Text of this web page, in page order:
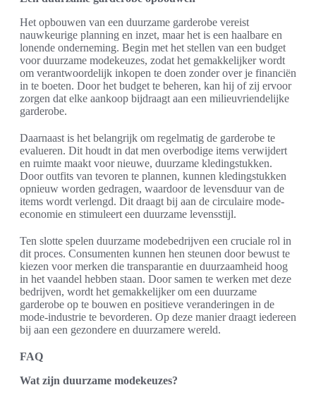
Het opbouwen van een duurzame garderobe vereist
nauwkeurige planning en inzet, maar het is een haalbare en
lonende onderneming. Begin met het stellen van een budget
voor duurzame modekeuzes, zodat het gemakkelijker wordt
om verantwoordelijk inkopen te doen zonder over je financiën
in te boeten. Door het budget te beheren, kan hij of zij ervoor
zorgen dat elke aankoop bijdraagt aan een milieuvriendelijke
garderobe.
Daarnaast is het belangrijk om regelmatig de garderobe te
evalueren. Dit houdt in dat men overbodige items verwijdert
en ruimte maakt voor nieuwe, duurzame kledingstukken.
Door outfits van tevoren te plannen, kunnen kledingstukken
opnieuw worden gedragen, waardoor de levensduur van de
items wordt verlengd. Dit draagt bij aan de circulaire mode-
economie en stimuleert een duurzame levensstijl.
Ten slotte spelen duurzame modebedrijven een cruciale rol in
dit proces. Consumenten kunnen hen steunen door bewust te
kiezen voor merken die transparantie en duurzaamheid hoog
in het vaandel hebben staan. Door samen te werken met deze
bedrijven, wordt het gemakkelijker om een duurzame
garderobe op te bouwen en positieve veranderingen in de
mode-industrie te bevorderen. Op deze manier draagt iedereen
bij aan een gezondere en duurzamere wereld.
FAQ
Wat zijn duurzame modekeuzes?